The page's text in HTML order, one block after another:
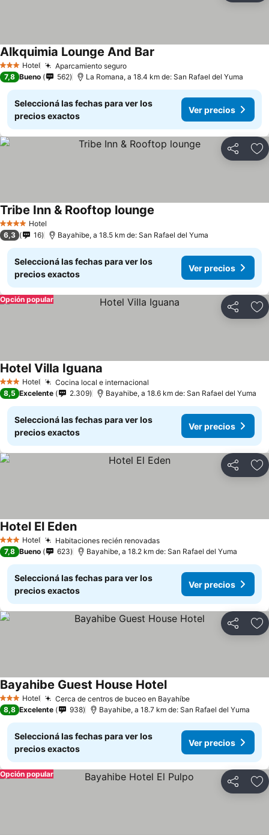
3 Estrellas
Hotel Aparcamiento seguro
Alkquimia Lounge And Bar
7,8 Bueno 562 La Romana, a 18.4 km de: San Rafael del Yuma
Seleccioná las fechas para ver los
precios exactos
Ver precios
Compartir
4 EstrellasHotel
Tribe Inn & Rooftop lounge
6,3 16 Bayahibe, a 18.5 km de: San Rafael del Yuma
Seleccioná las fechas para ver los
precios exactos
Ver precios
Compartir
Opción popular
3 Estrellas
Hotel Cocina local e internacional
Hotel Villa Iguana
8,5 Excelente 2.309 Bayahibe, a 18.6 km de: San Rafael del Yuma
Seleccioná las fechas para ver los
precios exactos
Ver precios
Compartir
3 Estrellas
Hotel Habitaciones recién renovadas
Hotel El Eden
7,8 Bueno 623 Bayahibe, a 18.2 km de: San Rafael del Yuma
Seleccioná las fechas para ver los
precios exactos
Ver precios
Compartir
3 Estrellas
Hotel Cerca de centros de buceo en Bayahíbe
Bayahibe Guest House Hotel
8,8 Excelente 938 Bayahibe, a 18.7 km de: San Rafael del Yuma
Seleccioná las fechas para ver los
precios exactos
Ver precios
Compartir
Opción popular